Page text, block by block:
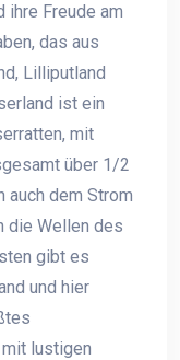
ihre Freude am
das aus
Lilliputland
ist ein
mit
über 1/2
auch dem Strom
die Wellen des
gibt es
und hier
lustigen